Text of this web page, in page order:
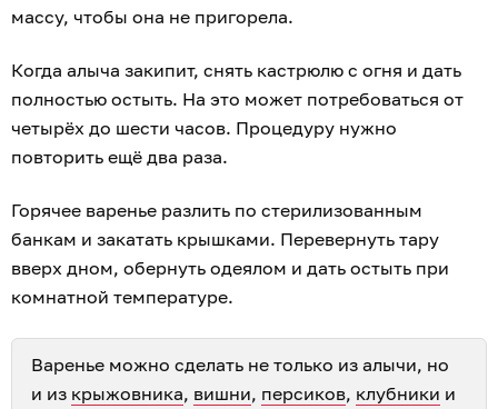
массу, чтобы она не пригорела.
Когда алыча закипит, снять кастрюлю с огня и дать
полностью остыть. На это может потребоваться от
четырёх до шести часов. Процедуру нужно
повторить ещё два раза.
Горячее варенье разлить по стерилизованным
банкам и закатать крышками. Перевернуть тару
вверх дном, обернуть одеялом и дать остыть при
комнатной температуре.
Варенье можно сделать не только из алычи, но
и из крыжовника, вишни, персиков, клубники и